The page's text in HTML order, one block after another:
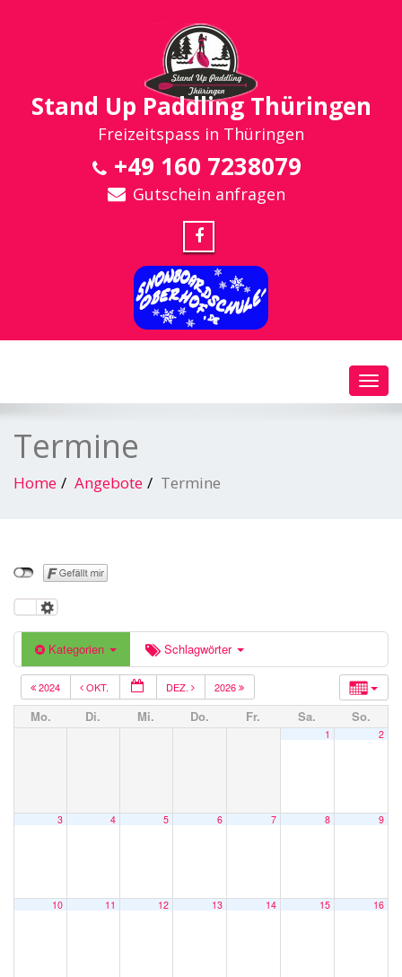
Stand Up Paddling Thüringen
Freizeitspass in Thüringen
+49 160 7238079
Gutschein anfragen
Termine
Home Angebote Termine
Kategorien Schlagwörter
2024 OKT. DEZ. 2026
Mo. Di. Mi. Do. Fr. Sa. So.
1 2
3 4 5 6 7 8 9
10 11 12 13 14 15 16